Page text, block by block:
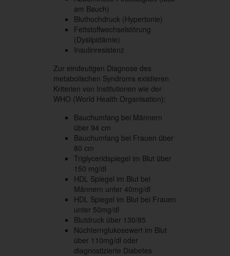
am Bauch)
Bluthochdruck (Hypertonie)
Fettstoffwechselstörung
(Dyslipidämie)
Insulinresistenz
Zur eindeutigen Diagnose des
metabolischen Syndroms existieren
Kriterien von Institutionen wie der
WHO (World Health Organisation):
Bauchumfang bei Männern
über 94 cm
Bauchumfang bei Frauen über
80 cm
Triglyceridspiegel im Blut über
150 mg/dl
HDL Spiegel im Blut bei
Männern unter 40mg/dl
HDL Spiegel im Blut bei Frauen
unter 50mg/dl
Blutdruck über 130/85
Nüchternglukosewert im Blut
über 110mg/dl oder
diagnostizierte Diabetes